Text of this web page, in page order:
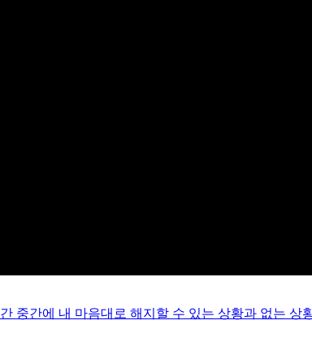
중간에 내 마음대로 해지할 수 있는 상황과 없는 상